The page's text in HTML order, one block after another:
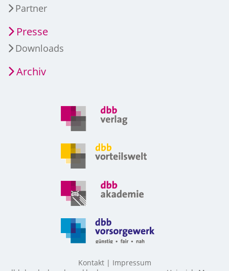
Partner
Presse
Downloads
Archiv
Kontakt
Impressum